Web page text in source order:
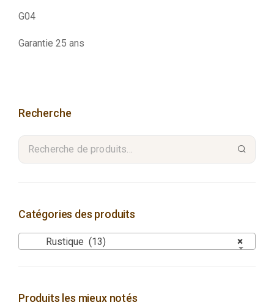
G04
Garantie 25 ans
Recherche
Catégories des produits
×
Rustique (13)
Produits les mieux notés